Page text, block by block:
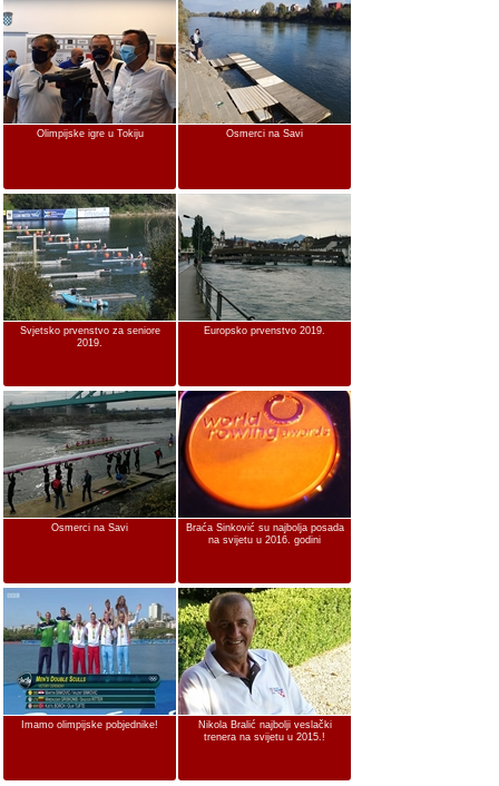
Olimpijske igre u Tokiju Osmerci na Savi
Svjetsko prvenstvo za seniore
2019.
Europsko prvenstvo 2019.
Osmerci na Savi
Braća Sinković su najbolja posada
na svijetu u 2016. godini
Imamo olimpijske pobjednike!
Nikola Bralić najbolji veslački
trenera na svijetu u 2015.!